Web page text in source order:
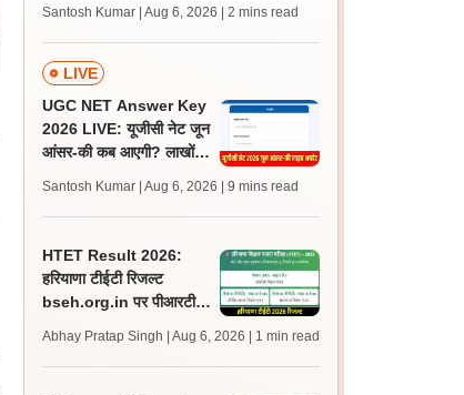
लेटेस्ट अपडेट, स्कोरकार्ड लिंक
Santosh Kumar | Aug 6, 2026 | 2 mins read
LIVE
UGC NET Answer Key
2026 LIVE: यूजीसी नेट जून
आंसर-की कब आएगी? लाखों
Santosh Kumar | Aug 6, 2026 | 9 mins read
HTET Result 2026:
हरियाणा टीईटी रिजल्ट
bseh.org.in पर पीआरटी,
डाउनलोड करें
Abhay Pratap Singh | Aug 6, 2026 | 1 min read